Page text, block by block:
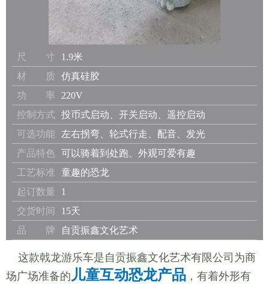
尺 寸
1.9米
材 质
仿真硅胶
功 率
220V
控制方式
投币式启动、开关启动、遥控启动
可选功能
左右拐弯、轮式行走、配音、发光
产品特色
可以骑着到处跑、外观可爱有趣
工艺标准
童趣的恐龙
起订数量
1
交货时间
15天
品 牌
自贡振鑫文化艺术
这款戟龙游乐车是自贡振鑫文化艺术有限公司为商
场广场准备的儿童互动恐龙产品，有着外形有